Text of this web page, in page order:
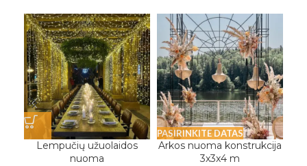
Lempučių užuolaidos
nuoma
PASIRINKITE DATAS
Arkos nuoma konstrukcija
3x3x4 m